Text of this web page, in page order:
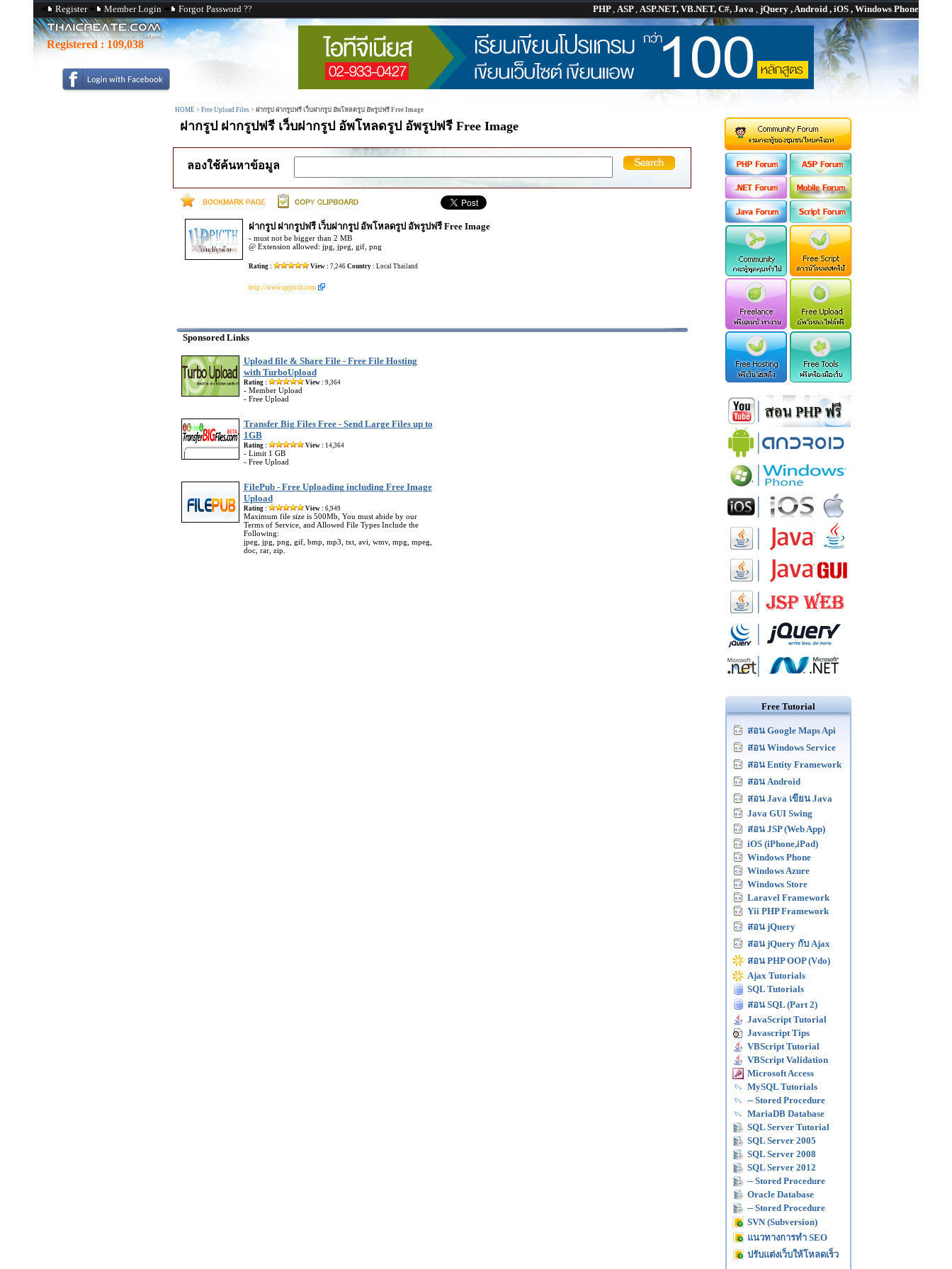
Register Member Login Forgot Password ?? PHP, ASP, ASP.NET, VB.NET, C#, Java , jQuery , Android , iOS , Windows Phone
Registered : 109,038
HOME > Free Upload Files > ฝากรูป ฝากรูปฟรี เว็บฝากรูป อัพโหลดรูป อัพรูปฟรี Free Image
ฝากรูป ฝากรูปฟรี เว็บฝากรูป อัพโหลดรูป อัพรูปฟรี Free Image
ลองใช้ค้นหาข้อมูล
ฝากรูป ฝากรูปฟรี เว็บฝากรูป อัพโหลดรูป อัพรูปฟรี Free Image
- must not be bigger than 2 MB
@ Extension allowed: jpg, jpeg, gif, png
Rating : View : 7,246 Country: Local Thailand
http://www.uppicth.com
Sponsored Links
Upload file & Share File - Free File Hosting
with TurboUpload
Rating : View : 9,364
- Member Upload
- Free Upload
Transfer Big Files Free - Send Large Files up to
1GB
Rating : View : 14,364
- Limit 1 GB
- Free Upload
FilePub - Free Uploading including Free Image
Upload
Rating : View : 6,949
Maximum file size is 500Mb, You must abide by our
Terms of Service, and Allowed File Types Include the
Following:
jpeg, jpg, png, gif, bmp, mp3, txt, avi, wmv, mpg, mpeg,
doc, rar, zip.
Free Tutorial
สอน Google Maps Api
สอน Windows Service
สอน Entity Framework
สอน Android
สอน Java เขียน Java
Java GUI Swing
สอน JSP (Web App)
iOS (iPhone,iPad)
Windows Phone
Windows Azure
Windows Store
Laravel Framework
Yii PHP Framework
สอน jQuery
สอน jQuery กับ Ajax
สอน PHP OOP (Vdo)
Ajax Tutorials
SQL Tutorials
สอน SQL (Part 2)
JavaScript Tutorial
Javascript Tips
VBScript Tutorial
VBScript Validation
Microsoft Access
MySQL Tutorials
-- Stored Procedure
MariaDB Database
SQL Server Tutorial
SQL Server 2005
SQL Server 2008
SQL Server 2012
-- Stored Procedure
Oracle Database
-- Stored Procedure
SVN (Subversion)
แนวทางการทำ SEO
ปรับแต่งเว็บให้โหลดเร็ว